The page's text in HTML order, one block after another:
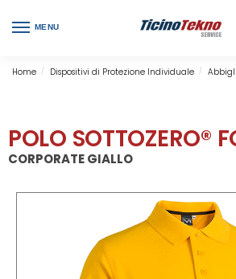
MENU
Home / Dispositivi di Protezione Individuale /
POLO SOTTOZERO®
CORPORATE GIALLO